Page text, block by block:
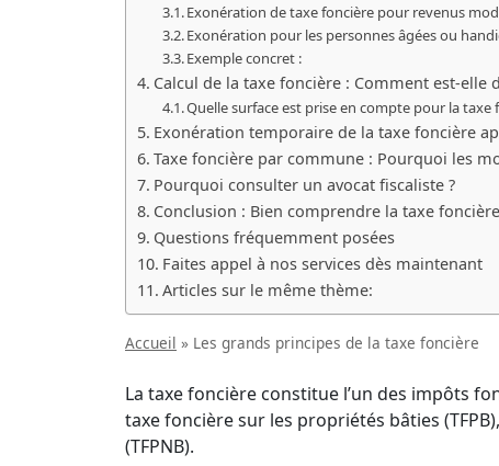
Exonération de taxe foncière pour revenus
Exonération pour les personnes âgées ou
Exemple concret :
Calcul de la taxe foncière : Comment est-elle
Quelle surface est prise en compte pour la taxe
Exonération temporaire de la taxe foncière
Taxe foncière par commune : Pourquoi les
Pourquoi consulter un avocat fiscaliste ?
Conclusion : Bien comprendre la taxe
Questions fréquemment posées
Faites appel à nos services dès maintenant
Articles sur le même thème:
Accueil » Les grands principes de la taxe foncière
La taxe foncière constitue l’un des impôts
taxe foncière sur les propriétés bâties
(TFPNB).